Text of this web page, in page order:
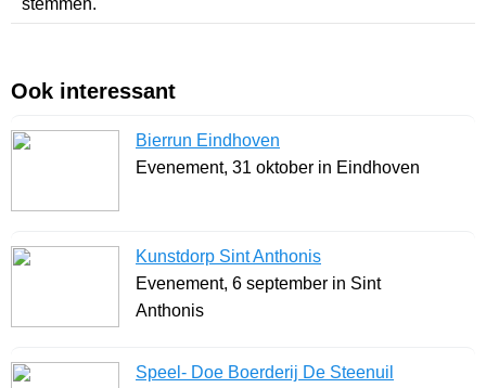
stemmen.
Ook interessant
Bierrun Eindhoven
Evenement, 31 oktober in Eindhoven
Kunstdorp Sint Anthonis
Evenement, 6 september in Sint
Anthonis
Speel- Doe Boerderij De Steenuil